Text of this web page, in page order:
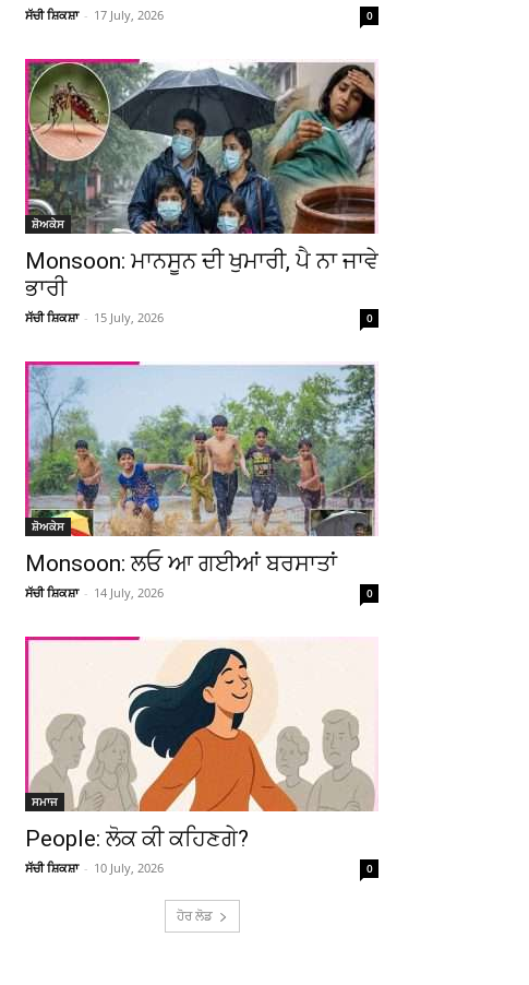
ਸੱਚੀ ਸ਼ਿਕਸ਼ਾ - 17 July, 2026 0
ਸ਼ੋਅਕੇਸ
Monsoon: ਮਾਨਸੂਨ ਦੀ ਖੁਮਾਰੀ, ਪੈ ਨਾ ਜਾਵੇ
ਭਾਰੀ
ਸੱਚੀ ਸ਼ਿਕਸ਼ਾ - 15 July, 2026 0
ਸ਼ੋਅਕੇਸ
Monsoon: ਲਓ ਆ ਗਈਆਂ ਬਰਸਾਤਾਂ
ਸੱਚੀ ਸ਼ਿਕਸ਼ਾ - 14 July, 2026 0
ਸਮਾਜ
People: ਲੋਕ ਕੀ ਕਹਿਣਗੇ?
ਸੱਚੀ ਸ਼ਿਕਸ਼ਾ - 10 July, 2026 0
ਹੋਰ ਲੋਡ